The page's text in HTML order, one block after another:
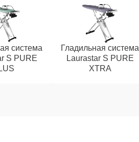
система
S PURE
Гладильная система
Laurastar S PURE
XTRA